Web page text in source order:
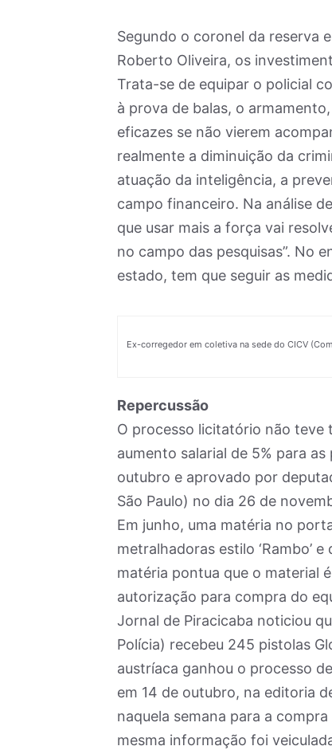
Segundo o coronel da reserva
Roberto Oliveira, os
Trata-se de equipar o policial
à prova de balas, o
eficazes se não vierem
realmente a diminuição da
atuação da inteligência, a
campo financeiro. Na análise
que usar mais a força vai
no campo das pesquisas”. No
estado, tem que seguir as
Ex-corregedor em coletiva na sede do CICV
Repercussão
O processo licitatório não teve
aumento salarial de 5% para
outubro e aprovado por
São Paulo) no dia 26 de
Em junho, uma matéria no
metralhadoras estilo ‘Rambo’
matéria pontua que o material
autorização para compra do
Jornal de Piracicaba noticiou
Polícia) recebeu 245 pistolas
austríaca ganhou o processo
em 14 de outubro, na editoria
naquela semana para a
mesma informação foi